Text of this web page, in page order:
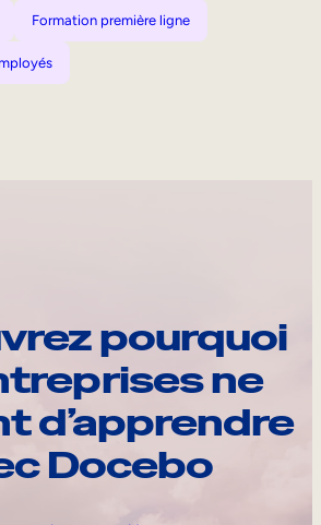
Formation première ligne
pourquoi
ne
d’apprendre
Docebo